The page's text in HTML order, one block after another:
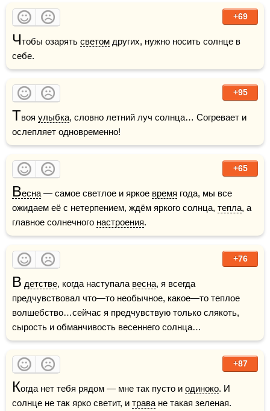
+69
Чтобы озарять светом других, нужно носить солнце в
себе.
+95
Твоя улыбка, словно летний луч солнца… Согревает и
ослепляет одновременно!
+65
Весна — самое светлое и яркое время года, мы все
ожидаем её с нетерпением, ждём яркого солнца, тепла, а
главное солнечного настроения.
+76
В детстве, когда наступала весна, я всегда
предчувствовал что—то необычное, какое—то теплое
волшебство…сейчас я предчувствую только слякоть,
сырость и обманчивость весеннего солнца…
+87
Когда нет тебя рядом — мне так пусто и одиноко. И
солнце не так ярко светит, и трава не такая зеленая.